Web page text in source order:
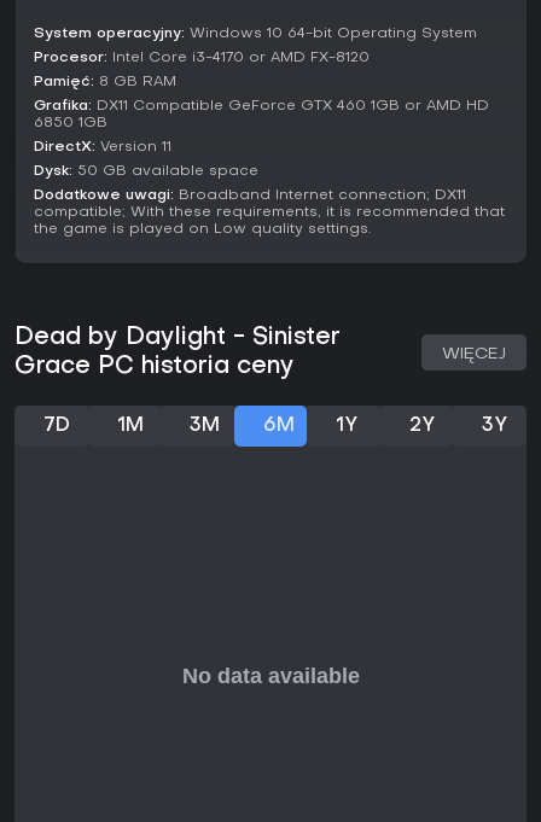
Steamie ok. 45% pozytywnych recenzji spośród ponad 500,
chwalących unikalne mechaniki zabójczyni, ale
wskazujących na problemy z balansem. Na PlayStation
średnia 4.65 gwiazdki, z uznaniem dla nowych perków i
motywów.
Gra jest stale wspierana patchami, a na początku 2026 r.
nadal dostaje aktualizacje doskonalące rozgrywkę. Jeśli
lubisz napięte pościgi i survival zespołowy w horrorowym
klimacie, ten rozdział podkręca frajdę, szczególnie dla
System operacyjny: Windows 10 64-bit Operating System
Procesor: Intel Core i3-4170 or AMD FX-8120
Pamięć: 8 GB RAM
Grafika: DX11 Compatible GeForce GTX 460 1GB or AMD HD
6850 1GB
DirectX: Version 11
Dysk: 50 GB available space
Dodatkowe uwagi: Broadband Internet connection; DX11
compatible; With these requirements, it is recommended that
the game is played on Low quality settings.
Dead by Daylight - Sinister
Grace PC historia ceny
WIĘCEJ
7D 1M 3M 6M 1Y 2Y 3Y